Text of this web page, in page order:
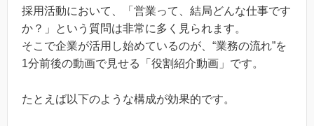
採用活動において、「営業って、結局どんな仕事です
か？」という質問は非常に多く見られます。
そこで企業が活用し始めているのが、“業務の流れ”を
1分前後の動画で見せる「役割紹介動画」です。
たとえば以下のような構成が効果的です。